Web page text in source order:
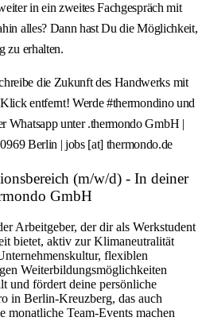
in ein zweites Fachgespräch mit
alles? Dann hast Du die Möglichkeit,
zu erhalten.
die Zukunft des Handwerks mit
entfernt! Werde #thermondino und
Whatsapp unter .thermondo GmbH |
Berlin | jobs [at] thermondo.de
(m/w/d) - In deiner
GmbH
Arbeitgeber, der dir als Werkstudent
bietet, aktiv zur Klimaneutralität
flexiblen
Weiterbildungsmöglichkeiten
und fördert deine persönliche
in Berlin-Kreuzberg, das auch
Team-Events machen